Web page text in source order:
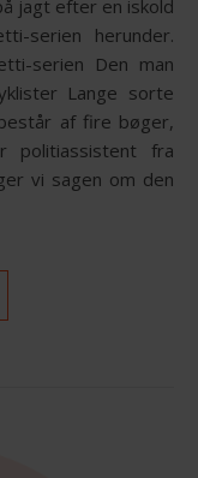
jagt efter en iskold
serien herunder.
serien Den man
Lange sorte
af fire bøger,
fra
vi sagen om den